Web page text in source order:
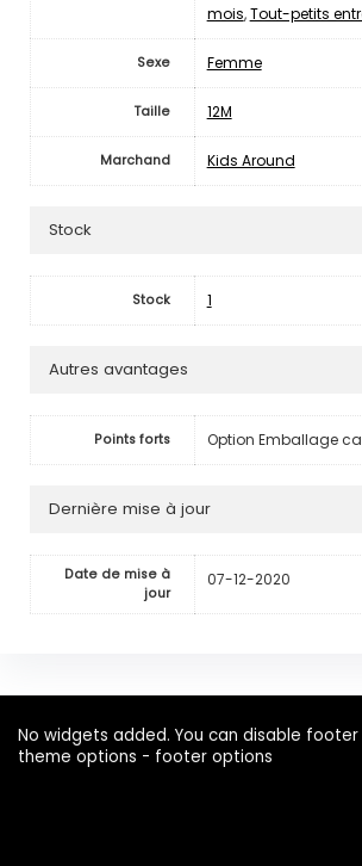
mois,Tout-petits
Sexe Femme
Taille 12M
Marchand Kids Around
Stock
Stock 1
Autres avantages
Points forts Option Emballage
Dernière mise à jour
Date de mise à
jour
07-12-2020
No widgets added. You can disable
theme options - footer options